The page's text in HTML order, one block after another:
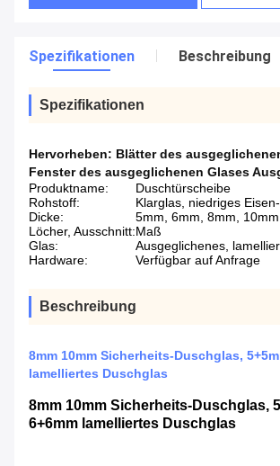
Spezifikationen Beschreibung
Spezifikationen
Hervorheben: Blätter des
Fenster des ausgeglichenen Glases
Produktname:
Duschtürscheibe
Rohstoff:
Klarglas, niedriges
Dicke:
5mm, 6mm, 8mm, 10mm
Löcher, Ausschnitt:Maß
Glas:
Ausgeglichenes,
Hardware:
Verfügbar auf Anfrage
Beschreibung
8mm 10mm Sicherheits-Duschglas,
lamelliertes Duschglas
8mm 10mm Sicherheits-Duschglas,
6+6mm lamelliertes Duschglas